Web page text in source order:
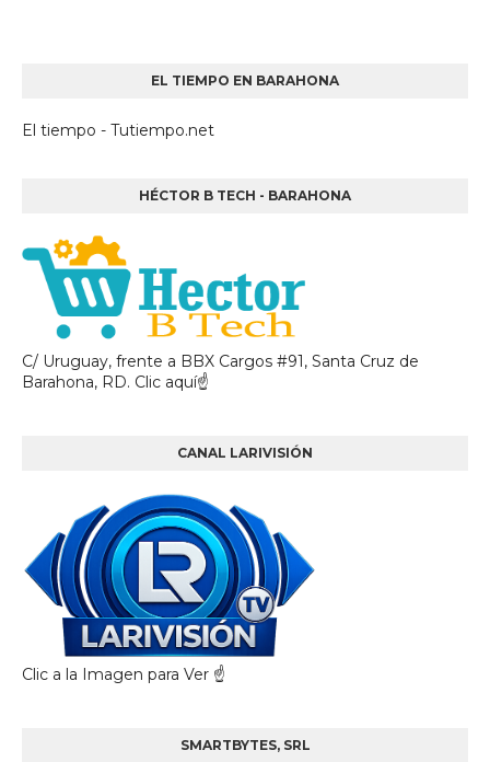
EL TIEMPO EN BARAHONA
El tiempo - Tutiempo.net
HÉCTOR B TECH - BARAHONA
C/ Uruguay, frente a BBX Cargos #91, Santa Cruz de
Barahona, RD. Clic aquí☝
CANAL LARIVISIÓN
Clic a la Imagen para Ver ☝️
SMARTBYTES, SRL